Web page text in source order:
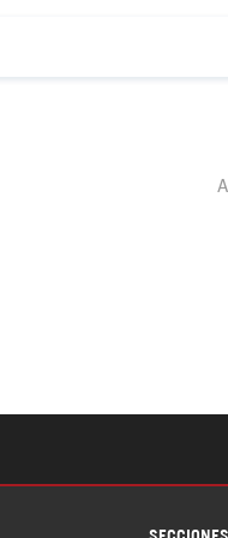
SECCIONES